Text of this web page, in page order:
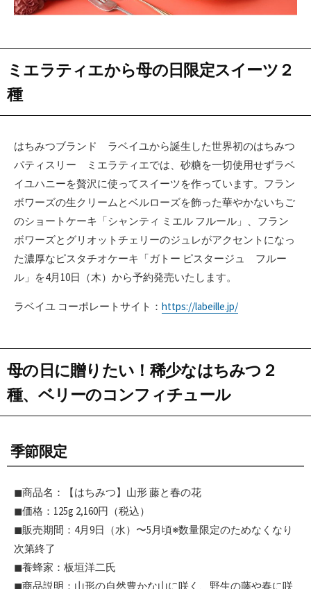
ミエラティエから母の日限定スイーツ２
種
はちみつブランド ラベイユから誕生した世界初のはちみつ
パティスリー ミエラティエでは、砂糖を一切使用せずラベ
イユハニーを贅沢に使ってスイーツを作っています。フラン
ボワーズの生クリームとベルローズを飾った華やかないちご
のショートケーキ「シャンティ ミエル フルール」、フラン
ボワーズとグリオットチェリーのジュレがアクセントになっ
た濃厚なピスタチオケーキ「ガトー ピスタージュ フルー
ル」を4月10日（木）から予約発売いたします。
ラベイユ コーポレートサイト： https://labeille.jp/
母の日に贈りたい！稀少なはちみつ２
種、ベリーのコンフィチュール
季節限定
◼︎商品名：【はちみつ】山形 藤と春の花
◼︎価格：125g 2,160円（税込）
◼︎販売期間：4月9日（水）〜5月頃※数量限定のためなくなり
次第終了
◼︎養蜂家：板垣洋二氏
◼︎商品説明：山形の自然豊かな山に咲く、野生の藤や春に咲